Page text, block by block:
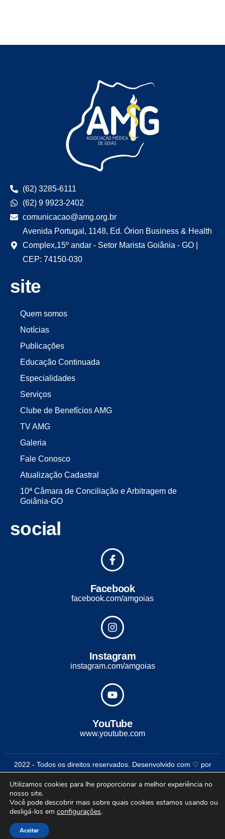
(62) 3285-6111
(62) 9 9923-2402
comunicacao@amg.org.br
Avenida Portugal, 1148, Ed. Órion Business & Health
Complex,15º andar - Setor Marista Goiânia - GO |
CEP: 74150-030
site
Quem somos
Notícias
Publicações
Educação Continuada
Especialidades
Serviços
Clube de Benefícios AMG
TV AMG
Galeria
Fale Conosco
Atualização Cadastral
10ª Câmara de Conciliação e Arbitragem de
Goiânia-GO
social
Facebook
facebook.com/amgoias
Instagram
instagram.com/amgoias
YouTube
www.youtube.com
2022 - Todos os direitos reservados. Desenvolvido com ♡ por
Conexão Soluções Corporativas
Utilizamos cookies para lhe proporcionar a melhor experiência no
nosso site.
Você pode descobrir mais sobre quais cookies estamos usando ou
desligá-los em configurações.
Aceitar